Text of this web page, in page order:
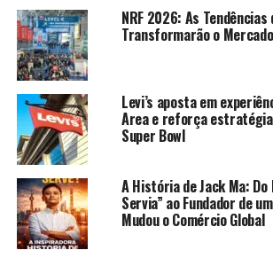
Além disso, esse avanço ocorreu em
superior ao dos veículos tradicionais.
Como resultado, o varejo automotivo
protagonismo no debate sobre inovação
sustentabilidade.
Enquanto isso, o consumidor brasileiro
considerar fatores como economia de
menor impacto ambiental.
Dessa forma, a decisão de compra
racional e conectada a valores de longo
NRF 2026: As Tendências
Transformarão o
Levi’s aposta em
Area e reforça
Super Bowl
A História de Jack Ma: Do
Servia” ao Fundador de
Mudou o Comércio Global